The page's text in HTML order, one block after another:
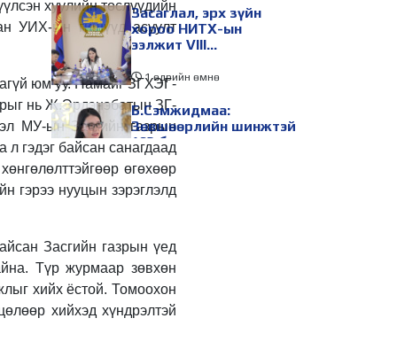
хуулийн төслүүдийн
УИХ-ын гишүүд асуулт
юм уу. Намайг ЗГХЭГ-
нь Ж.Эрдэнэбатын ЗГ-
МУ-ын Засгийн газрын
гэдэг байсан санагдаад
өгөхөөр
гэрээ нууцын зэрэглэлд
Засгийн газрын үед
Түр журмаар зөвхөн
хийх ёстой. Томоохон
хийхэд хүндрэлтэй
Засаглал, эрх зүйн
хороо НИТХ-ын
ээлжит VIII
хэлэлцэх асуудлуудыг
дэмжлээ
1 өдрийн өмнө
Б.Сэмжидмаа:
Зөвшөөрлийн шинжтэй
103 бүртгэлээс
нийслэлийн бизнес
эрхлэгчдийг
чөлөөллөө
1 өдрийн өмнө
төсвийн талаарх
ерөнхий хяналтын
сонсгол зохион
байгуулсан байна
1 өдрийн өмнө
УИХ-ын дарга
С.Бямбацогт төрийг